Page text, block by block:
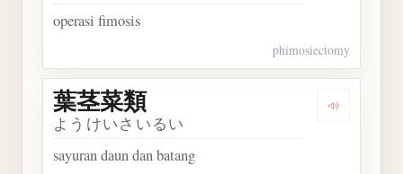
operasi fimosis
phimosiectomy
Dengarkan
葉茎菜類
ようけいさいるい
sayuran daun dan batang